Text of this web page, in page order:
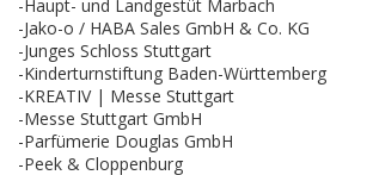
-Haupt- und Landgestüt Marbach
-Jako-o / HABA Sales GmbH & Co. KG
-Junges Schloss Stuttgart
-Kinderturnstiftung Baden-Württemberg
-KREATIV | Messe Stuttgart
-Messe Stuttgart GmbH
-Parfümerie Douglas GmbH
-Peek & Cloppenburg